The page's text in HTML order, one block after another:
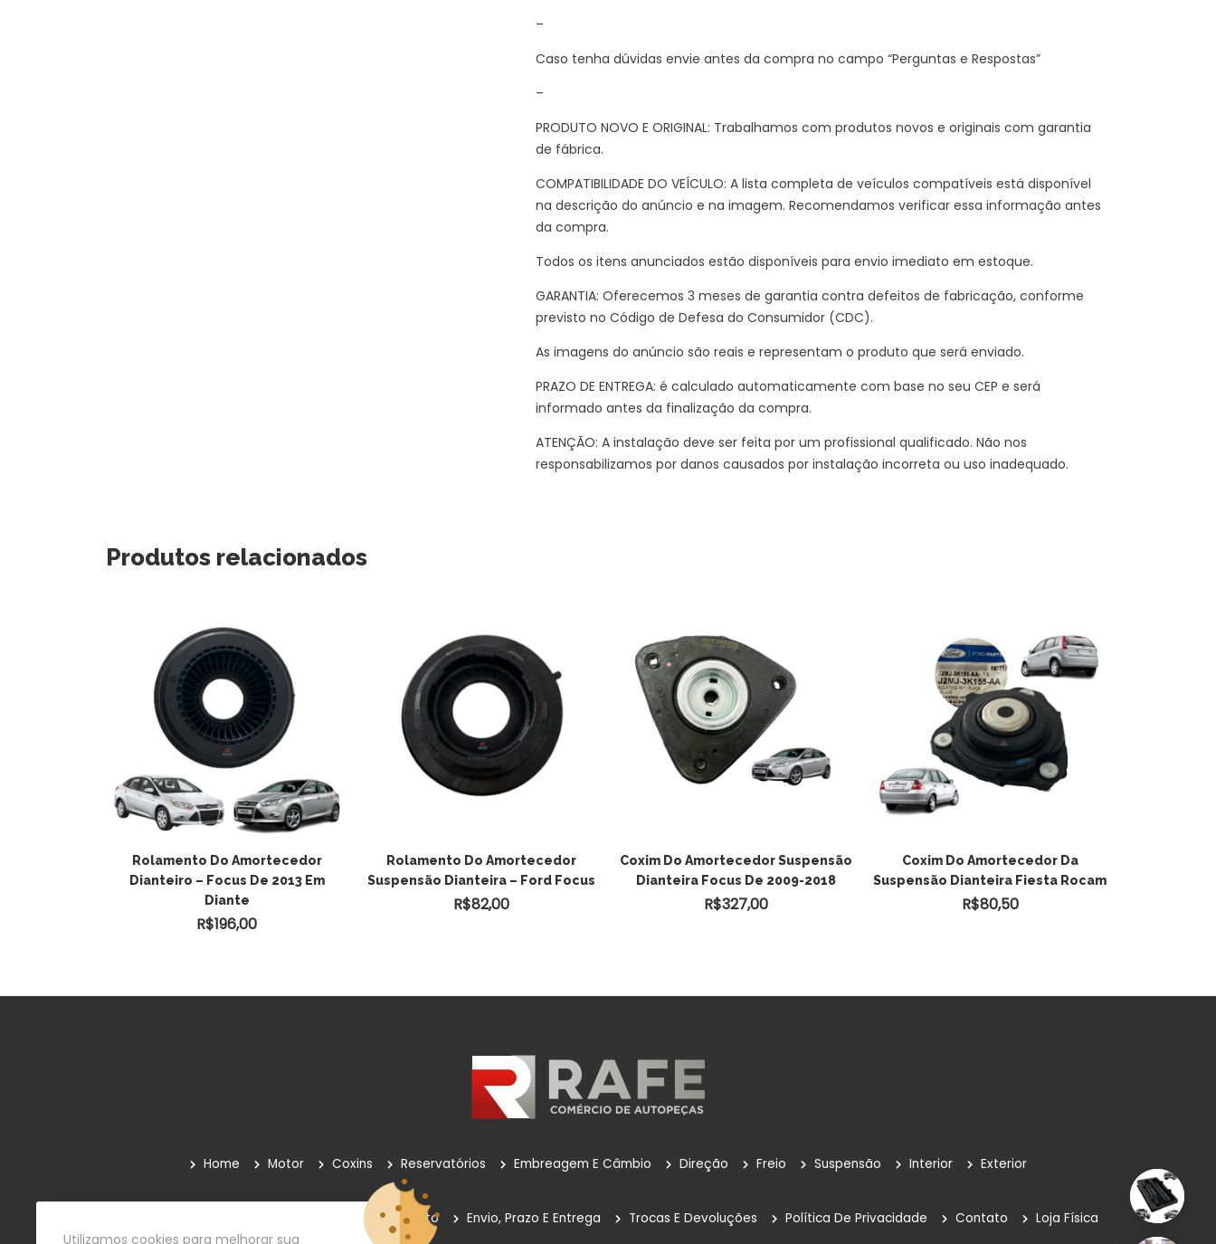
–
Caso tenha dúvidas envie antes da compra no campo “Perguntas e Respostas”
–
PRODUTO NOVO E ORIGINAL: Trabalhamos com produtos novos e originais com garantia
de fábrica.
COMPATIBILIDADE DO VEÍCULO: A lista completa de veículos compatíveis está disponível
na descrição do anúncio e na imagem. Recomendamos verificar essa informação antes
da compra.
Todos os itens anunciados estão disponíveis para envio imediato em estoque.
GARANTIA: Oferecemos 3 meses de garantia contra defeitos de fabricação, conforme
previsto no Código de Defesa do Consumidor (CDC).
As imagens do anúncio são reais e representam o produto que será enviado.
PRAZO DE ENTREGA: é calculado automaticamente com base no seu CEP e será
informado antes da finalização da compra.
ATENÇÃO: A instalação deve ser feita por um profissional qualificado. Não nos
responsabilizamos por danos causados por instalação incorreta ou uso inadequado.
Produtos relacionados
Rolamento Do Amortecedor
Dianteiro – Focus De 2013 Em
Diante
R$196,00
Rolamento Do Amortecedor
Suspensão Dianteira – Ford Focus
R$82,00
Coxim Do Amortecedor Suspensão
Dianteira Focus De 2009-2018
R$327,00
Coxim Do Amortecedor Da
Suspensão Dianteira Fiesta Rocam
R$80,50
Home Motor Coxins Reservatórios Embreagem E Câmbio Direção Freio Suspensão Interior Exterior
Pagamento Envio, Prazo E Entrega Trocas E Devoluções Política De Privacidade Contato Loja Física
Utilizamos cookies para melhorar sua